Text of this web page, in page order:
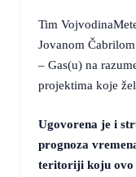
Tim
Jovanom
– Gas(u) na
projektima koje
Ugovorena je i
prognoza
teritoriji koju ovo